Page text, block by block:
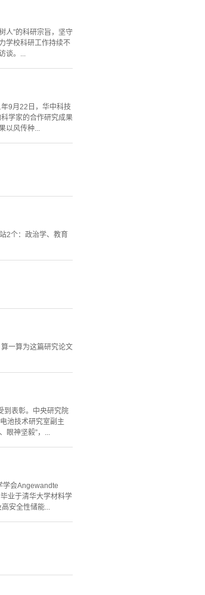
人”的科研宗旨，坚守
学校科研工作持续不
谈。...
9月22日，华中科技
学家的合作研究成果
以风传种...
2个：政治学、教育
一算为这篇研究论文
到表彰。中央研究院
池技术研究室副主
眼神坚毅”，...
学会Angewandte
业于清华大学材料学
安全性储能...